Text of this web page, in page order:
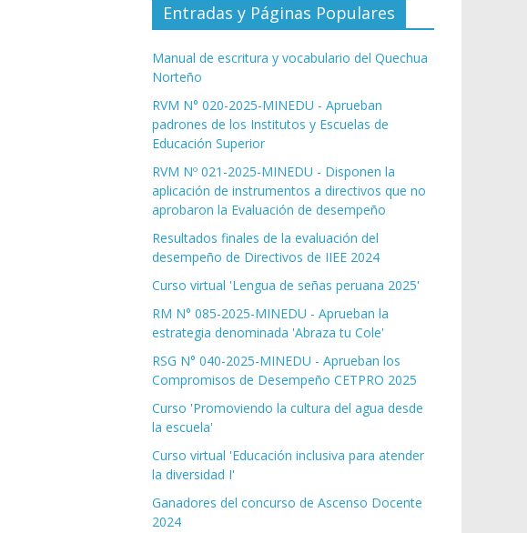
Entradas y Páginas Populares
Manual de escritura y vocabulario del Quechua
Norteño
RVM N° 020-2025-MINEDU - Aprueban
padrones de los Institutos y Escuelas de
Educación Superior
RVM Nº 021-2025-MINEDU - Disponen la
aplicación de instrumentos a directivos que no
aprobaron la Evaluación de desempeño
Resultados finales de la evaluación del
desempeño de Directivos de IIEE 2024
Curso virtual 'Lengua de señas peruana 2025'
RM N° 085-2025-MINEDU - Aprueban la
estrategia denominada 'Abraza tu Cole'
RSG N° 040-2025-MINEDU - Aprueban los
Compromisos de Desempeño CETPRO 2025
Curso 'Promoviendo la cultura del agua desde
la escuela'
Curso virtual 'Educación inclusiva para atender
la diversidad I'
Ganadores del concurso de Ascenso Docente
2024